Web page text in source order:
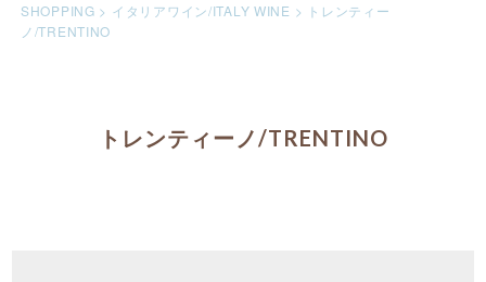
SHOPPING > イタリアワイン/ITALY WINE > トレンティー
ノ/TRENTINO
トレンティーノ/TRENTINO